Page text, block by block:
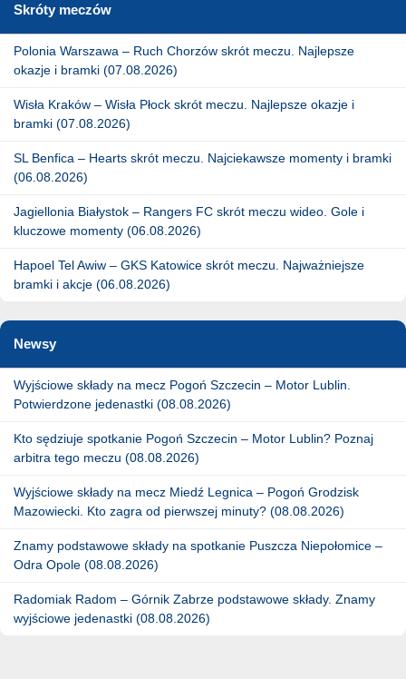
Skróty meczów
Polonia Warszawa – Ruch Chorzów skrót meczu. Najlepsze
okazje i bramki (07.08.2026)
Wisła Kraków – Wisła Płock skrót meczu. Najlepsze okazje i
bramki (07.08.2026)
SL Benfica – Hearts skrót meczu. Najciekawsze momenty i bramki
(06.08.2026)
Jagiellonia Białystok – Rangers FC skrót meczu wideo. Gole i
kluczowe momenty (06.08.2026)
Hapoel Tel Awiw – GKS Katowice skrót meczu. Najważniejsze
bramki i akcje (06.08.2026)
Newsy
Wyjściowe składy na mecz Pogoń Szczecin – Motor Lublin.
Potwierdzone jedenastki (08.08.2026)
Kto sędziuje spotkanie Pogoń Szczecin – Motor Lublin? Poznaj
arbitra tego meczu (08.08.2026)
Wyjściowe składy na mecz Miedź Legnica – Pogoń Grodzisk
Mazowiecki. Kto zagra od pierwszej minuty? (08.08.2026)
Znamy podstawowe składy na spotkanie Puszcza Niepołomice –
Odra Opole (08.08.2026)
Radomiak Radom – Górnik Zabrze podstawowe składy. Znamy
wyjściowe jedenastki (08.08.2026)